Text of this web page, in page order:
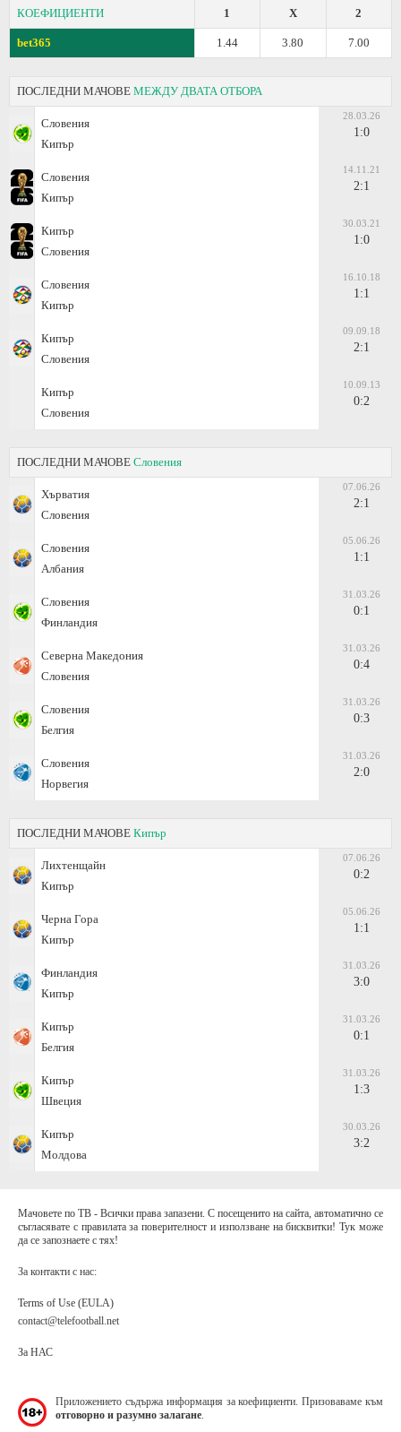
КОЕФИЦИЕНТИ 2
X
1
bet365 7.00
3.80
1.44
ПОСЛЕДНИ МАЧОВЕ МЕЖДУ ДВАТА ОТБОРА
Словения
Кипър
28.03.26
1:0
Словения
Кипър
14.11.21
2:1
Кипър
Словения
30.03.21
1:0
Словения
Кипър
16.10.18
1:1
Кипър
Словения
09.09.18
2:1
Кипър
Словения
10.09.13
0:2
ПОСЛЕДНИ МАЧОВЕ Словения
Хърватия
Словения
07.06.26
2:1
Словения
Албания
05.06.26
1:1
Словения
Финландия
31.03.26
0:1
Северна Македония
Словения
31.03.26
0:4
Словения
Белгия
31.03.26
0:3
Словения
Норвегия
31.03.26
2:0
ПОСЛЕДНИ МАЧОВЕ Кипър
Лихтенщайн
Кипър
07.06.26
0:2
Черна Гора
Кипър
05.06.26
1:1
Финландия
Кипър
31.03.26
3:0
Кипър
Белгия
31.03.26
0:1
Кипър
Швеция
31.03.26
1:3
Кипър
Молдова
30.03.26
3:2
Мачовете по ТВ - Всички права запазени. С посещенито на сайта, автоматично се
съгласявате с правилата за поверителност и използване на бисквитки! Тук може
да се запознаете с тях!
За контакти с нас:
Terms of Use (EULA)
contact@telefootball.net
За НАС
Приложението съдържа информация за коефициенти. Призоваваме към
отговорно и разумно залагане